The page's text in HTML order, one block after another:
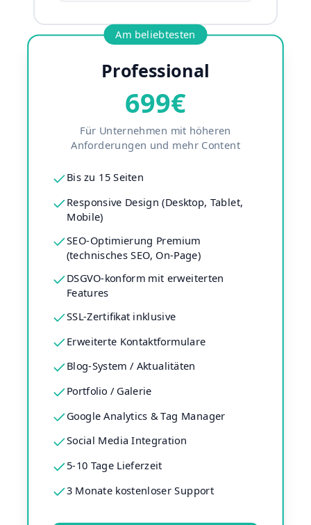
Am beliebtesten
Professional
699€
Für Unternehmen mit höheren
Anforderungen und mehr Content
Bis zu 15 Seiten
Responsive Design (Desktop, Tablet,
Mobile)
SEO-Optimierung Premium
(technisches SEO, On-Page)
DSGVO-konform mit erweiterten
Features
SSL-Zertifikat inklusive
Erweiterte Kontaktformulare
Blog-System / Aktualitäten
Portfolio / Galerie
Google Analytics & Tag Manager
Social Media Integration
5-10 Tage Lieferzeit
3 Monate kostenloser Support